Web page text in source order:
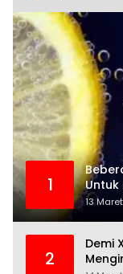
1
Untuk
13
2
Demi